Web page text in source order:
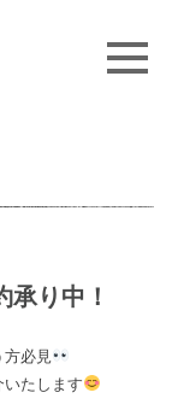
り中！
方必見
たします